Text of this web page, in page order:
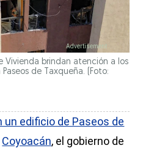
Vivienda brindan atención a los
de Taxqueña. (Foto:
un edificio de Paseos de
Coyoacán, el gobierno de